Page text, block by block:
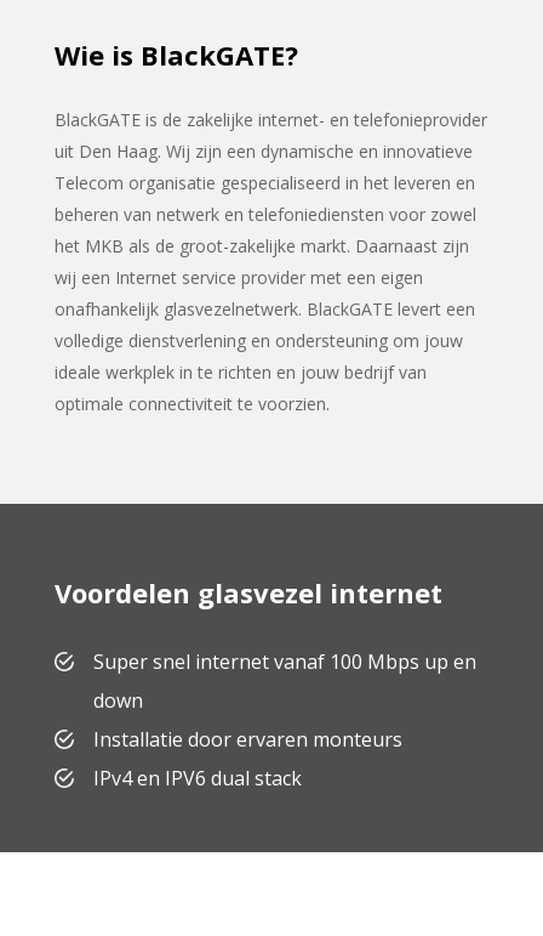
Wie is BlackGATE?
BlackGATE is de zakelijke internet- en telefonieprovider
uit Den Haag. Wij zijn een dynamische en innovatieve
Telecom organisatie gespecialiseerd in het leveren en
beheren van netwerk en telefoniediensten voor zowel
het MKB als de groot-zakelijke markt. Daarnaast zijn
wij een Internet service provider met een eigen
onafhankelijk glasvezelnetwerk. BlackGATE levert een
volledige dienstverlening en ondersteuning om jouw
ideale werkplek in te richten en jouw bedrijf van
optimale connectiviteit te voorzien.
Voordelen glasvezel internet
Super snel internet vanaf 100 Mbps up en
down
Installatie door ervaren monteurs
IPv4 en IPV6 dual stack